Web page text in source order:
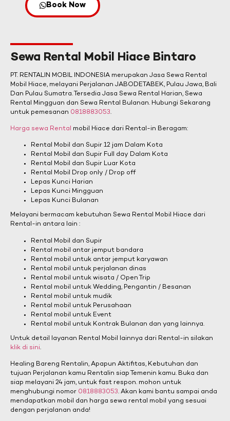
Book Now
Sewa Rental Mobil Hiace Bintaro
PT. RENTALIN MOBIL INDONESIA merupakan Jasa Sewa Rental
Mobil Hiace, melayani Perjalanan JABODETABEK, Pulau Jawa, Bali
Dan Pulau Sumatra. Tersedia Jasa Sewa Rental Harian, Sewa
Rental Mingguan dan Sewa Rental Bulanan. Hubungi Sekarang
untuk pemesanan 0818883053.
Harga sewa Rental mobil Hiace dari Rental-in Beragam:
Rental Mobil dan Supir 12 jam Dalam Kota
Rental Mobil dan Supir Full day Dalam Kota
Rental Mobil dan Supir Luar Kota
Rental Mobil Drop only / Drop off
Lepas Kunci Harian
Lepas Kunci Mingguan
Lepas Kunci Bulanan
Melayani bermacam kebutuhan Sewa Rental Mobil Hiace dari
Rental-in antara lain :
Rental Mobil dan Supir
Rental mobil antar jemput bandara
Rental mobil untuk antar jemput karyawan
Rental mobil untuk perjalanan dinas
Rental mobil untuk wisata / Open Trip
Rental mobil untuk Wedding, Pengantin / Besanan
Rental mobil untuk mudik
Rental mobil untuk Perusahaan
Rental mobil untuk Event
Rental mobil untuk Kontrak Bulanan dan yang lainnya.
Untuk detail layanan Rental Mobil lainnya dari Rental-in silakan
klik di sini.
Healing Bareng Rentalin, Apapun Aktifitas, Kebutuhan dan
tujuan Perjalanan kamu Rentalin siap Temenin kamu. Buka dan
siap melayani 24 jam, untuk fast respon. mohon untuk
menghubungi nomor 0818883053. Akan kami bantu sampai anda
mendapatkan mobil dan harga sewa rental mobil yang sesuai
dengan perjalanan anda!